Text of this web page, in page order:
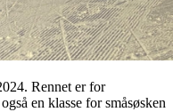
Rennet er for
en klasse for småsøsken